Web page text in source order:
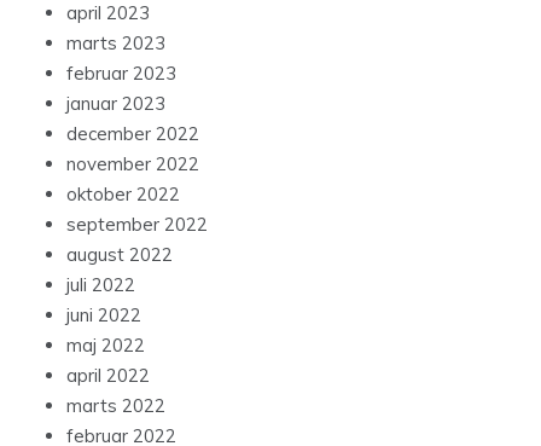
april 2023
marts 2023
februar 2023
januar 2023
december 2022
november 2022
oktober 2022
september 2022
august 2022
juli 2022
juni 2022
maj 2022
april 2022
marts 2022
februar 2022